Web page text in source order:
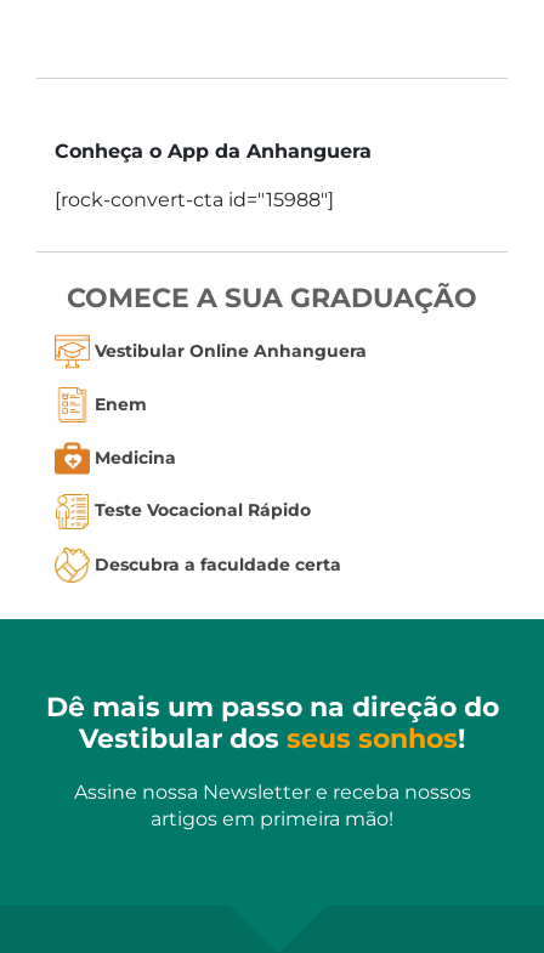
Conheça o App da Anhanguera
[rock-convert-cta id="15988"]
COMECE A SUA GRADUAÇÃO
Vestibular Online Anhanguera
Enem
Medicina
Teste Vocacional Rápido
Descubra a faculdade certa
Dê mais um passo na direção do
Vestibular dos seus sonhos!
Assine nossa Newsletter e receba nossos
artigos em primeira mão!